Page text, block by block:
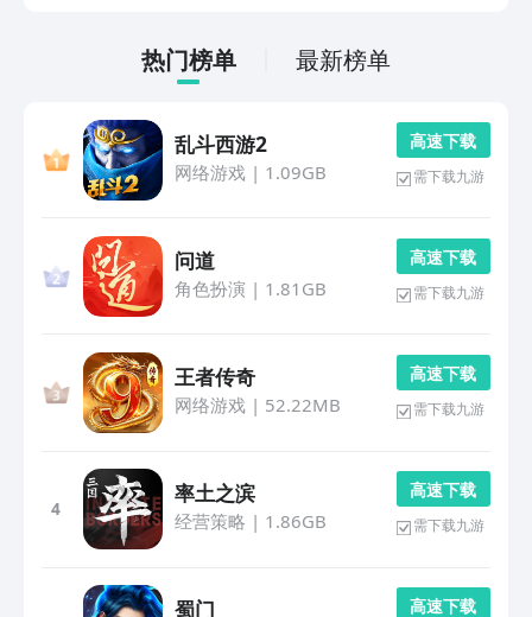
热门榜单 最新榜单
乱斗西游2
网络游戏| 1.09GB
高 速 下 载
需下载九游
问道
角色扮演 | 1.81GB
高 速 下 载
需下载九游
王者传奇
网络游戏| 52.22MB
高 速 下 载
需下载九游
4
率土之滨
经营策略 | 1.86GB
高 速 下 载
需下载九游
蜀门 高 速 下 载